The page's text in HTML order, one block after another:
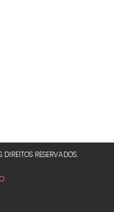
DIREITOS RESERVADOS.